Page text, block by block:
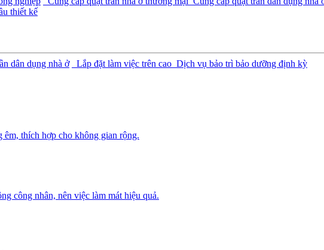
thiết kế
dân dụng nhà ở Lắp đặt làm việc trên cao Dịch vụ bảo trì bảo dưỡng định kỳ
thích hợp cho không gian rộng.
công nhân, nên việc làm mát hiệu quả.